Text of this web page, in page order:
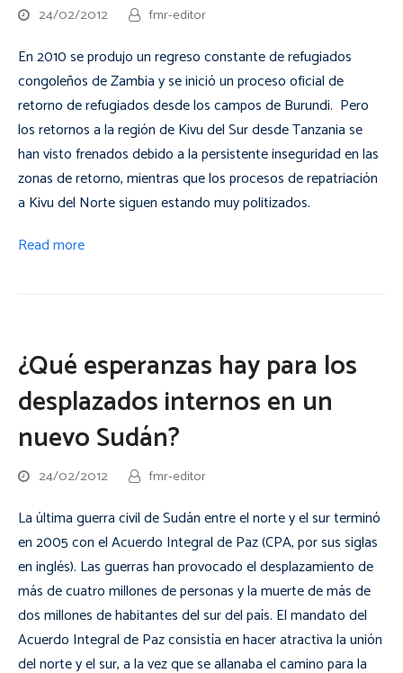
24/02/2012 fmr-editor
En 2010 se produjo un regreso constante de refugiados
congoleños de Zambia y se inició un proceso oficial de
retorno de refugiados desde los campos de Burundi. Pero
los retornos a la región de Kivu del Sur desde Tanzania se
han visto frenados debido a la persistente inseguridad en las
zonas de retorno, mientras que los procesos de repatriación
a Kivu del Norte siguen estando muy politizados.
Read more
¿Qué esperanzas hay para los
desplazados internos en un
nuevo Sudán?
24/02/2012 fmr-editor
La última guerra civil de Sudán entre el norte y el sur terminó
en 2005 con el Acuerdo Integral de Paz (CPA, por sus siglas
en inglés). Las guerras han provocado el desplazamiento de
más de cuatro millones de personas y la muerte de más de
dos millones de habitantes del sur del país. El mandato del
Acuerdo Integral de Paz consistía en hacer atractiva la unión
del norte y el sur, a la vez que se allanaba el camino para la